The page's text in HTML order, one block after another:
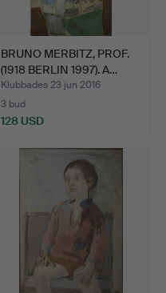
BRUNO MERBITZ, PROF.
(1918 BERLIN 1997). A…
Klubbades 23 jun 2016
3 bud
128 USD